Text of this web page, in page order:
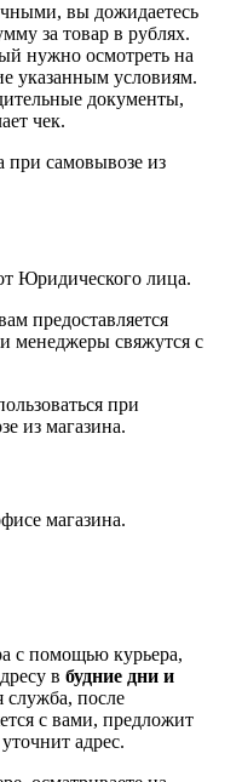
вы дожидаетесь
за товар в рублях.
нужно осмотреть на
указанным условиям.
документы,
чек.
при самовывозе из
Юридического лица.
предоставляется
менеджеры свяжутся с
при
из магазина.
магазина.
с помощью курьера,
в будние дни и
служба, после
с вами, предложит
адрес.